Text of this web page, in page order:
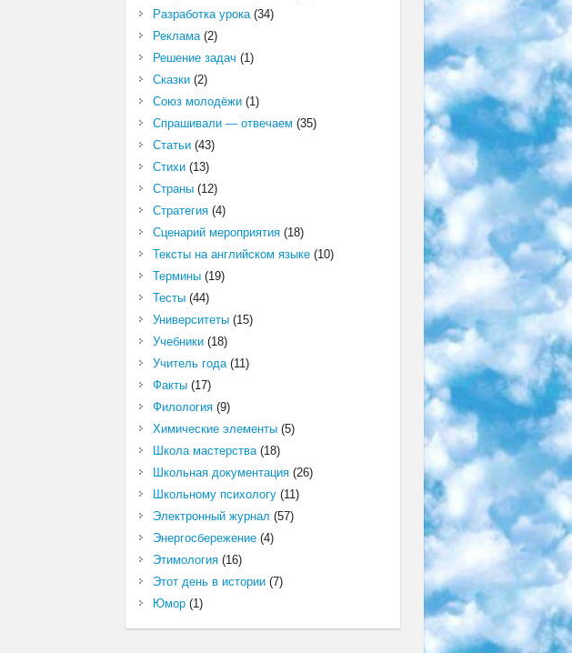
Разработка урока(34)
Реклама(2)
Решение задач (1)
Сказки(2)
Союз молодёжи(1)
Спрашивали — отвечаем (35)
Статьи(43)
Стихи(13)
Страны(12)
Стратегия(4)
Сценарий мероприятия(18)
Тексты на английском языке(10)
Термины(19)
Тесты(44)
Университеты(15)
Учебники(18)
Учитель года(11)
Факты(17)
Филология(9)
Химические элементы(5)
Школа мастерства(18)
Школьная документация(26)
Школьному психологу(11)
Электронный журнал (57)
Энергосбережение(4)
Этимология(16)
Этот день в истории(7)
Юмор(1)